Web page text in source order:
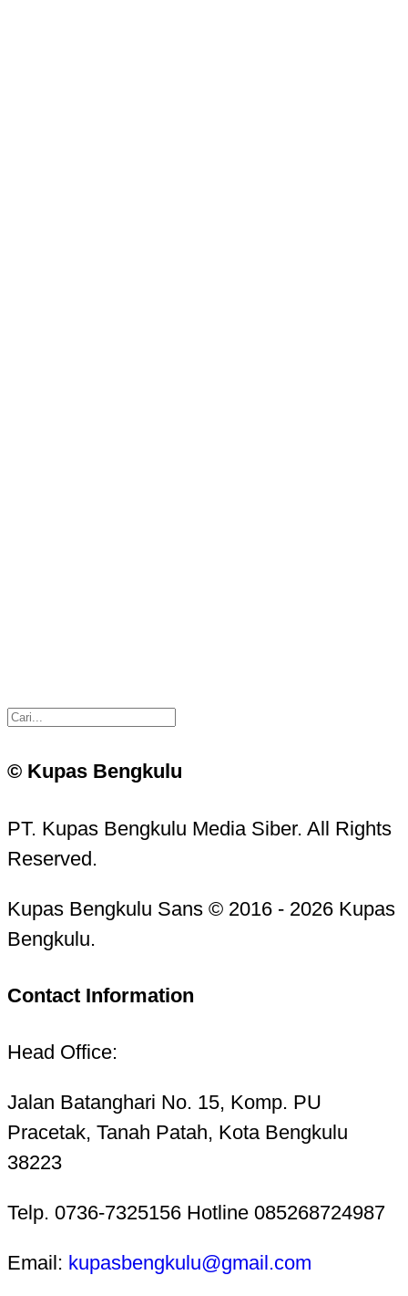
© Kupas Bengkulu
PT. Kupas Bengkulu Media Siber. All Rights
Reserved.
Kupas Bengkulu Sans © 2016 - 2026 Kupas
Bengkulu.
Contact Information
Head Office:
Jalan Batanghari No. 15, Komp. PU
Pracetak, Tanah Patah, Kota Bengkulu
38223
Telp. 0736-7325156 Hotline 085268724987
Email: kupasbengkulu@gmail.com